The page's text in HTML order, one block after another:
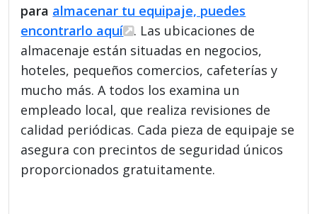
para almacenar tu equipaje, puedes
encontrarlo aquí
. Las ubicaciones de
almacenaje están situadas en negocios,
hoteles, pequeños comercios, cafeterías y
mucho más. A todos los examina un
empleado local, que realiza revisiones de
calidad periódicas. Cada pieza de equipaje se
asegura con precintos de seguridad únicos
proporcionados gratuitamente.